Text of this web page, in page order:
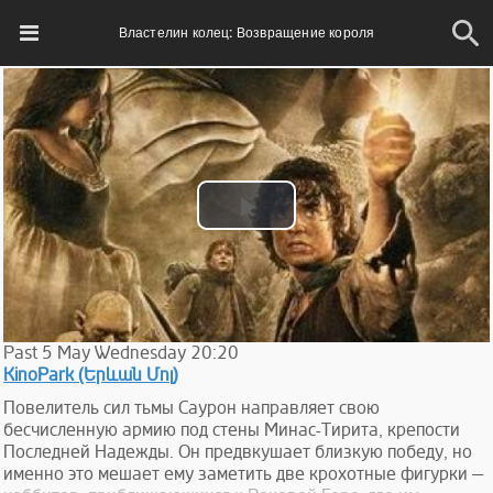
Властелин колец: Возвращение короля
Play
Video
Past 5 May Wednesday 20:20
KinoPark (Երևան Մոլ)
Повелитель сил тьмы Саурон направляет свою
бесчисленную армию под стены Минас-Тирита, крепости
Последней Надежды. Он предвкушает близкую победу, но
именно это мешает ему заметить две крохотные фигурки —